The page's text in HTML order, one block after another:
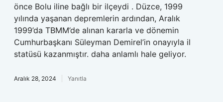
önce Bolu iline bağlı bir ilçeydi . Düzce, 1999
yılında yaşanan depremlerin ardından, Aralık
1999’da TBMM’de alınan kararla ve dönemin
Cumhurbaşkanı Süleyman Demirel’in onayıyla il
statüsü kazanmıştır. daha anlamlı hale geliyor.
Aralık 28, 2024 Yanıtla